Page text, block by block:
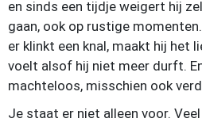
en sinds een tijdje weigert hij
gaan, ook op rustige
er klinkt een knal, maakt hij het
voelt alsof hij niet meer durft.
machteloos, misschien ook
Je staat er niet alleen voor.